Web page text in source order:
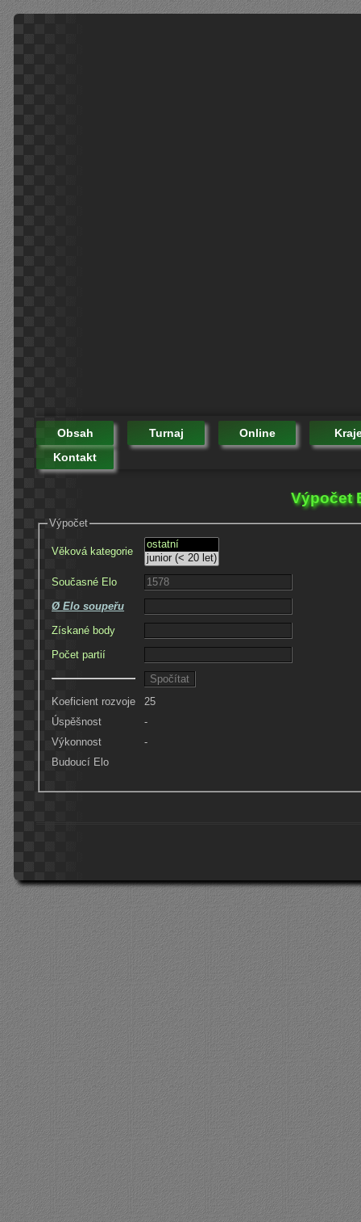
Obsah Turnaj Online
Kontakt
Výpočet
Výpočet
Věková kategorie
Současné Elo
Ø Elo soupeřu
Získané body
Počet partií
Koeficient rozvoje
25
Úspěšnost
-
Výkonnost
-
Budoucí Elo